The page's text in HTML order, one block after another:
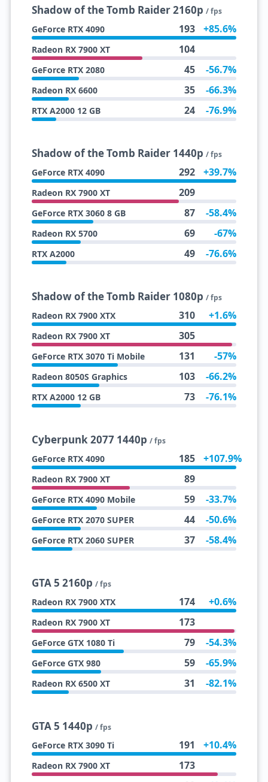
Shadow of the Tomb Raider 2160p / fps
GeForce RTX 4090 193 +85.6%
Radeon RX 7900 XT 104
GeForce RTX 2080 45 -56.7%
Radeon RX 6600 35 -66.3%
RTX A2000 12 GB 24 -76.9%
Shadow of the Tomb Raider 1440p / fps
GeForce RTX 4090 292 +39.7%
Radeon RX 7900 XT 209
GeForce RTX 3060 8 GB 87 -58.4%
Radeon RX 5700 69 -67%
RTX A2000 49 -76.6%
Shadow of the Tomb Raider 1080p / fps
Radeon RX 7900 XTX 310 +1.6%
Radeon RX 7900 XT 305
GeForce RTX 3070 Ti Mobile 131 -57%
Radeon 8050S Graphics 103 -66.2%
RTX A2000 12 GB 73 -76.1%
Cyberpunk 2077 1440p / fps
GeForce RTX 4090 185 +107.9%
Radeon RX 7900 XT 89
GeForce RTX 4090 Mobile 59 -33.7%
GeForce RTX 2070 SUPER 44 -50.6%
GeForce RTX 2060 SUPER 37 -58.4%
GTA 5 2160p / fps
Radeon RX 7900 XTX 174 +0.6%
Radeon RX 7900 XT 173
GeForce GTX 1080 Ti 79 -54.3%
GeForce GTX 980 59 -65.9%
Radeon RX 6500 XT 31 -82.1%
GTA 5 1440p / fps
GeForce RTX 3090 Ti 191 +10.4%
Radeon RX 7900 XT 173